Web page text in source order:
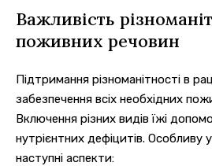
Важливість
поживних речовин
Підтримання різноманітності в
забезпечення всіх необхідних
Включення різних видів їжі
нутрієнтних дефіцитів. Особливу
наступні аспекти: